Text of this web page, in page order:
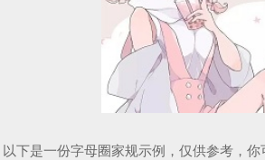
以下是一份字母圈家规示例，仅供参考，